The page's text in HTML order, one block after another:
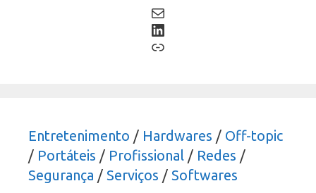
Mail
LinkedIn
Link
Entretenimento / Hardwares / Off-topic
/ Portáteis / Profissional / Redes /
Segurança / Serviços / Softwares